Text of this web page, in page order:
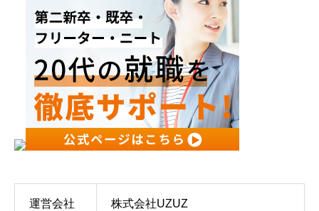
運営会社 株式会社UZUZ